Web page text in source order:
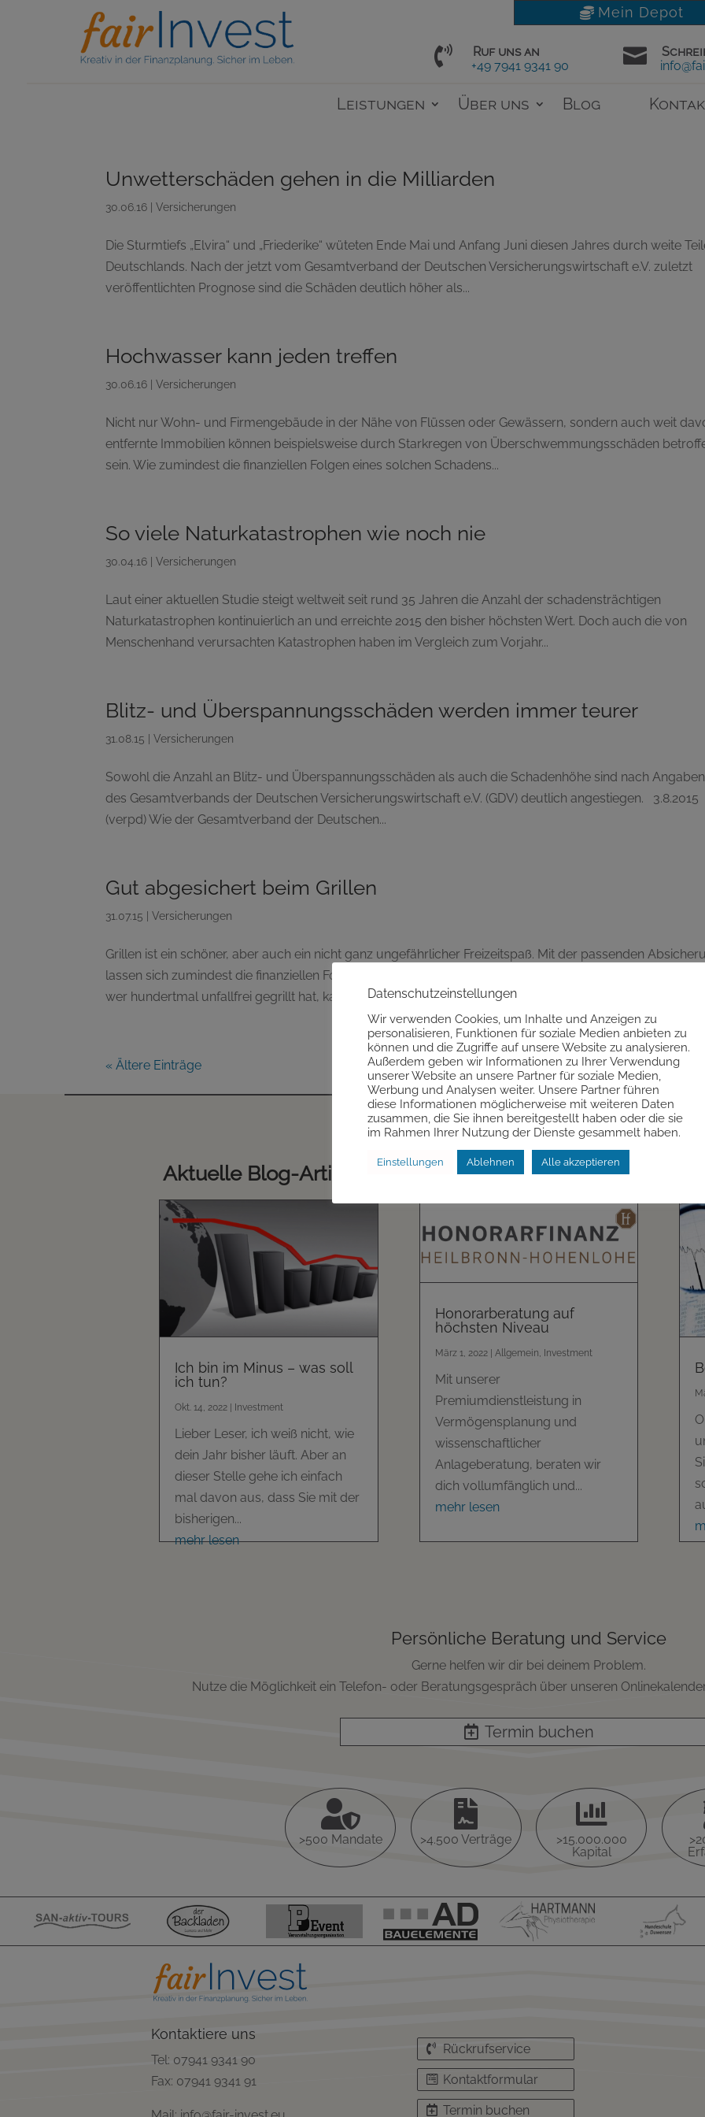
Mein Depot

Ruf uns an
+49 7941 9341 90

Leistungen Über uns Blog
Unwetterschäden gehen in die Milliarden
30.06.16 |Versicherungen
Die Sturmtiefs „Elvira“ und „Friederike“ wüteten Ende Mai und Anfang Juni diesen Jahres durch weite
Deutschlands. Nach der jetzt vom Gesamtverband der Deutschen Versicherungswirtschaft e.V. zuletzt
veröffentlichten Prognose sind die Schäden deutlich höher als...
Hochwasser kann jeden treffen
30.06.16 |Versicherungen
Nicht nur Wohn- und Firmengebäude in der Nähe von Flüssen oder Gewässern, sondern auch weit
entfernte Immobilien können beispielsweise durch Starkregen von Überschwemmungsschäden
sein. Wie zumindest die finanziellen Folgen eines solchen Schadens...
So viele Naturkatastrophen wie noch nie
30.04.16 |Versicherungen
Laut einer aktuellen Studie steigt weltweit seit rund 35 Jahren die Anzahl der schadensträchtigen
Naturkatastrophen kontinuierlich an und erreichte 2015 den bisher höchsten Wert. Doch auch die von
Menschenhand verursachten Katastrophen haben im Vergleich zum Vorjahr...
Blitz- und Überspannungsschäden werden immer teurer
31.08.15 |Versicherungen
Sowohl die Anzahl an Blitz- und Überspannungsschäden als auch die Schadenhöhe sind nach Angaben
des Gesamtverbands der Deutschen Versicherungswirtschaft e.V. (GDV) deutlich angestiegen. 3.8.2015
(verpd) Wie der Gesamtverband der Deutschen...
Gut abgesichert beim Grillen
31.07.15 |Versicherungen
Grillen ist ein schöner, aber auch ein nicht ganz ungefährlicher Freizeitspaß. Mit der passenden
lassen sich zumindest die finanziellen Folgen eines möglichen Grillunfalls minimieren. 27.7.2015 (verpd)
wer hundertmal unfallfrei gegrillt hat, kann sich...
« Ältere Einträge

Aktuelle Blog-Artikel
Ich bin im Minus – was soll
ich tun?
Okt. 14, 2022 Investment
Lieber Leser, ich weiß nicht, wie
dein Jahr bisher läuft. Aber an
dieser Stelle gehe ich einfach
mal davon aus, dass Sie mit der
bisherigen...
mehr lesen
Honorarberatung auf
höchsten Niveau
März 1, 2022| Allgemein, Investment
Mit unserer
Premiumdienstleistung in
Vermögensplanung und
wissenschaftlicher
Anlageberatung, beraten wir
dich vollumfänglich und...
mehr lesen
Persönliche Beratung und Service
Gerne helfen wir dir bei deinem Problem.
Nutze die Möglichkeit ein Telefon- oder Beratungsgespräch über unseren
Termin buchen

>500 Mandate

>4.500 Verträge

>15.000.000
Kapital
Kontaktiere uns
Tel: 07941 9341 90
Fax: 07941 9341 91
Rückrufservice
Kontaktformular
Termin buchen
Datenschutzeinstellungen
Wir verwenden Cookies, um Inhalte und Anzeigen zu
personalisieren, Funktionen für soziale Medien anbieten zu
können und die Zugriffe auf unsere Website zu analysieren.
Außerdem geben wir Informationen zu Ihrer Verwendung
unserer Website an unsere Partner für soziale Medien,
Werbung und Analysen weiter. Unsere Partner führen
diese Informationen möglicherweise mit weiteren Daten
zusammen, die Sie ihnen bereitgestellt haben oder die sie
im Rahmen Ihrer Nutzung der Dienste gesammelt haben.
Einstellungen Ablehnen Alle akzeptieren